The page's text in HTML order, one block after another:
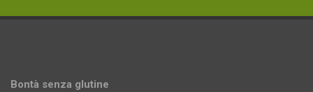
Bontà senza glutine